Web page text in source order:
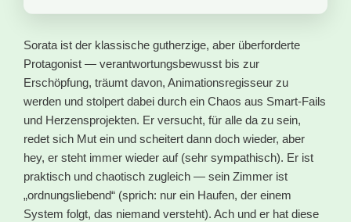
Sorata ist der klassische gutherzige, aber überforderte
Protagonist — verantwortungsbewusst bis zur
Erschöpfung, träumt davon, Animationsregisseur zu
werden und stolpert dabei durch ein Chaos aus Smart-Fails
und Herzensprojekten. Er versucht, für alle da zu sein,
redet sich Mut ein und scheitert dann doch wieder, aber
hey, er steht immer wieder auf (sehr sympathisch). Er ist
praktisch und chaotisch zugleich — sein Zimmer ist
„ordnungsliebend“ (sprich: nur ein Haufen, der einem
System folgt, das niemand versteht). Ach und er hat diese